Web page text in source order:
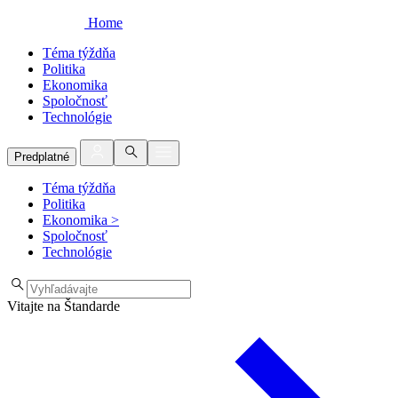
Home
Téma týždňa
Politika
Ekonomika
Spoločnosť
Technológie
Predplatné
Téma týždňa
Politika
Ekonomika >
Spoločnosť
Technológie
Vitajte na Štandarde